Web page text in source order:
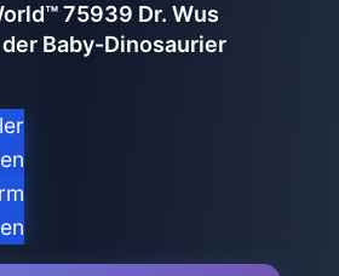
75939 Dr. Wus
Baby-Dinosaurier